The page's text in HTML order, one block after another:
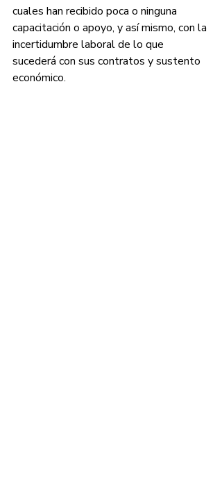
cuales han recibido poca o ninguna
capacitación o apoyo, y así mismo, con la
incertidumbre laboral de lo que
sucederá con sus contratos y sustento
económico.